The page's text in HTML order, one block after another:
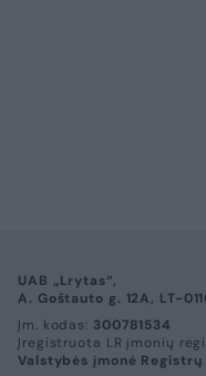
UAB „Lrytas“,
A. Goštauto g. 12A, LT-
Įm. kodas: 300781534
Įregistruota LR įmonių
Valstybės įmonė